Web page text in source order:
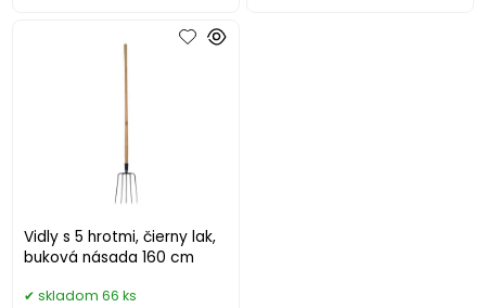
Vidly s 5 hrotmi, čierny lak,
buková násada 160 cm
skladom 66 ks